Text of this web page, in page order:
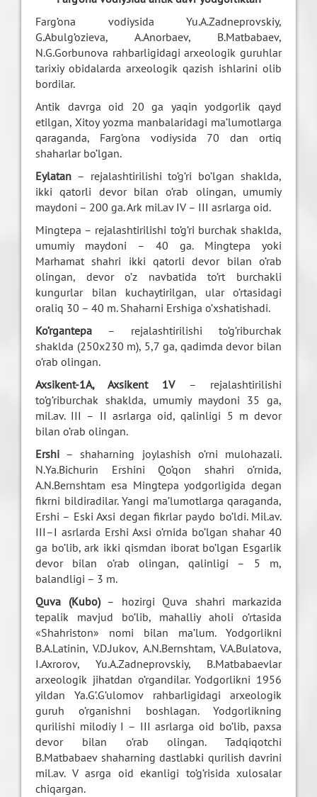
Farg’ona vodiysida Yu.A.Zadneprovskiy,
G.Abulg’ozieva, A.Anorbaev, B.Matbabaev,
N.G.Gorbunova rahbarligidagi arxeologik guruhlar
tarixiy obidalarda arxeologik qazish ishlarini olib
bordilar.
Antik davrga oid 20 ga yaqin yodgorlik qayd
etilgan, Xitoy yozma manbalaridagi ma’lumotlarga
qaraganda, Farg’ona vodiysida 70 dan ortiq
shaharlar bo’lgan.
Eylatan – rejalashtirilishi to’g’ri bo’lgan shaklda,
ikki qatorli devor bilan o’rab olingan, umumiy
maydoni – 200 ga. Ark mil.av IV – III asrlarga oid.
Mingtepa – rejalashtirilishi to’g’ri burchak shaklda,
umumiy maydoni – 40 ga. Mingtepa yoki
Marhamat shahri ikki qatorli devor bilan o’rab
olingan, devor o’z navbatida to’rt burchakli
kungurlar bilan kuchaytirilgan, ular o’rtasidagi
oraliq 30 – 40 m. Shaharni Ershiga o’xshatishadi.
Ko’rgantepa – rejalashtirilishi to’g’riburchak
shaklda (250x230 m), 5,7 ga, qadimda devor bilan
o’rab olingan.
Axsikent-1A, Axsikent 1V – rejalashtirilishi
to’g’riburchak shaklda, umumiy maydoni 35 ga,
mil.av. III – II asrlarga oid, qalinligi 5 m devor
bilan o’rab olingan.
Ershi – shaharning joylashish o’rni mulohazali.
N.Ya.Bichurin Ershini Qo’qon shahri o’rnida,
A.N.Bernshtam esa Mingtepa yodgorligida degan
fikrni bildiradilar. Yangi ma’lumotlarga qaraganda,
Ershi – Eski Axsi degan fikrlar paydo bo’ldi. Mil.av.
III–I asrlarda Ershi Axsi o’rnida bo’lgan shahar 40
ga bo’lib, ark ikki qismdan iborat bo’lgan Esgarlik
devor bilan o’rab olingan, qalinligi – 5 m,
balandligi – 3 m.
Quva (Kubo)– hozirgi Quva shahri markazida
tepalik mavjud bo’lib, mahalliy aholi o’rtasida
«Shahriston» nomi bilan ma’lum. Yodgorlikni
B.A.Latinin, V.D.Jukov, A.N.Bernshtam, V.A.Bulatova,
I.Axrorov, Yu.A.Zadneprovskiy, B.Matbabaevlar
arxeologik jihatdan o’rgandilar. Yodgorlikni 1956
yildan Ya.G’.G’ulomov rahbarligidagi arxeologik
guruh o’rganishni boshlagan. Yodgorlikning
qurilishi milodiy I – III asrlarga oid bo’lib, paxsa
devor bilan o’rab olingan. Tadqiqotchi
B.Matbabaev shaharning dastlabki qurilish davrini
mil.av. V asrga oid ekanligi to’g’risida xulosalar
chiqargan.